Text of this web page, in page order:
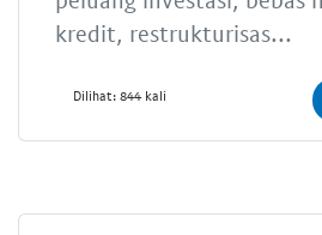
kredit, restrukturisas...
Dilihat: 844 kali